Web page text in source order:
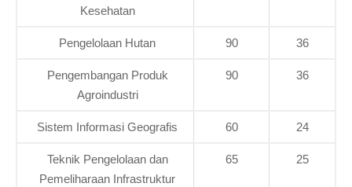
Kesehatan
Pengelolaan Hutan 90 36
Pengembangan Produk
Agroindustri
90 36
Sistem Informasi Geografis 60 24
Teknik Pengelolaan dan
Pemeliharaan Infrastruktur
65 25